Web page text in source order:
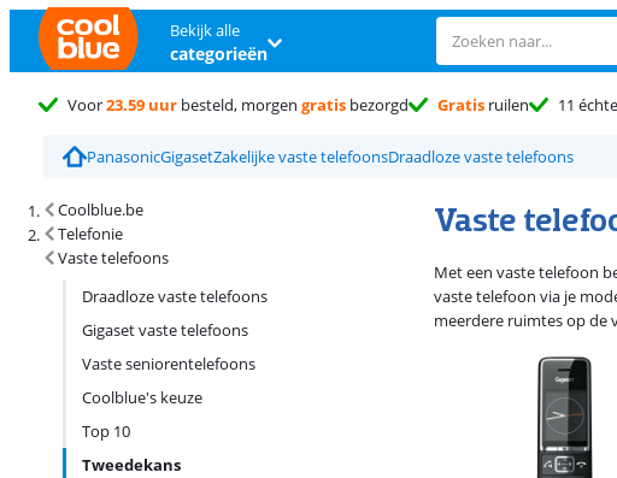
Bekijk alle
categorieën
Voor23.59 uur besteld, morgen gratis bezorgd Gratis ruilen 11
PanasonicGigasetZakelijke vaste telefoonsDraadloze vaste telefoons
Coolblue.be
Telefonie
Vaste telefoons
Draadloze vaste telefoons
Gigaset vaste telefoons
Vaste seniorentelefoons
Coolblue's keuze
Top 10
Tweedekans
Vaste
Zoekresultaten en sortering
Met een vaste telefoon
vaste telefoon via je
meerdere ruimtes op de